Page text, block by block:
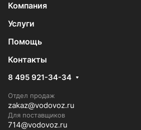
Компания
Услуги
Помощь
Контакты
8 495 921-34-34
Отдел продаж
zakaz@vodovoz.ru
Для поставщиков
714@vodovoz.ru